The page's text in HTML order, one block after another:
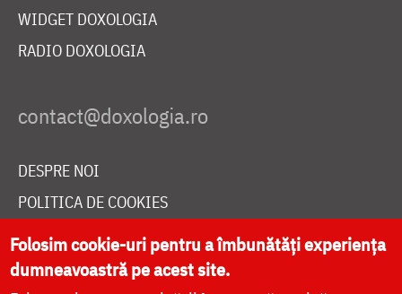
WIDGET DOXOLOGIA
RADIO DOXOLOGIA
DESPRE NOI
POLITICA DE COOKIES
DONEAZĂ ONLINE PENTRU CATEDRALA NAȚIONALĂ
Folosim cookie-uri pentru a îmbunătăți experiența
dumneavoastră pe acest site.